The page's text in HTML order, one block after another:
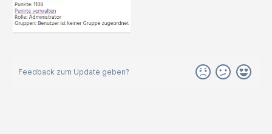
Feedback zum Update geben?